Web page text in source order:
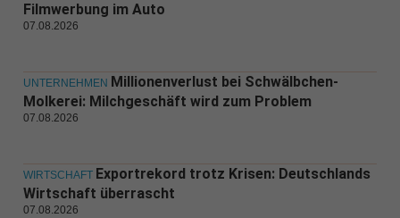
Filmwerbung im Auto
07.08.2026
UNTERNEHMEN Millionenverlust bei Schwälbchen-
Molkerei: Milchgeschäft wird zum Problem
07.08.2026
WIRTSCHAFT Exportrekord trotz Krisen: Deutschlands
Wirtschaft überrascht
07.08.2026